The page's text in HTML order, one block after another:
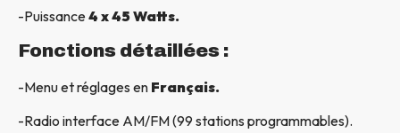
-Puissance4 x 45 Watts.
Fonctions détaillées :
-Menu et réglages en Français.
-Radio interface AM/FM (99 stations programmables).